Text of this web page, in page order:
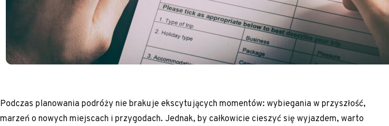
Podczas planowania podróży nie brakuje ekscytujących momentów: wybiegania w przyszłość,
marzeń o nowych miejscach i przygodach. Jednak, by całkowicie cieszyć się wyjazdem, warto